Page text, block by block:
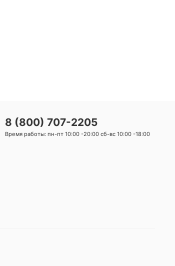
8 (800) 707-2205
Время работы: пн-пт 10:00 -20:00 сб-вс 10:00 -18:00